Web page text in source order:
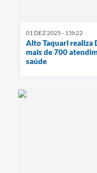
01 DEZ 2025 - 15h22
Alto Taquari realiza
mais de 700
saúde